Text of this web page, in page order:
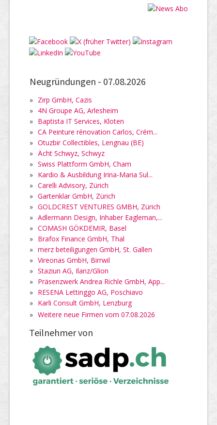
Neugründungen - 07.08.2026
» Zirp GmbH, Cazis
» 4N Groupe AG, Arlesheim
» Baptista IT Services, Kloten
» CA Peinture rénovation Carlos, Crém...
» Otuzbir Collectibles, Lengnau (BE)
» Ächt Schwyz, Schwyz
» Swiss Plattform GmbH, Cham
» Kardio & Ausbildung Irina-Maria Sul...
» Carelli Advisory, Zürich
» Gartenklar GmbH, Zürich
» GOLDCREST VENTURES GMBH, Zürich
» Adlermann Design, Inhaber Eagleman,...
» COMASH GÖKDEMIR, Basel
» Brafox Finance GmbH, Thal
» merz beteiligungen GmbH, St. Gallen
» Vireonas GmbH, Birrwil
» Staziun AG, Ilanz/Glion
» Präsenzwerk Andrea Richle GmbH, App...
» RESENA Lettinggo AG, Poschiavo
» Karli Consult GmbH, Lenzburg
» Weitere neue Firmen vom 07.08.2026
Teilnehmer von